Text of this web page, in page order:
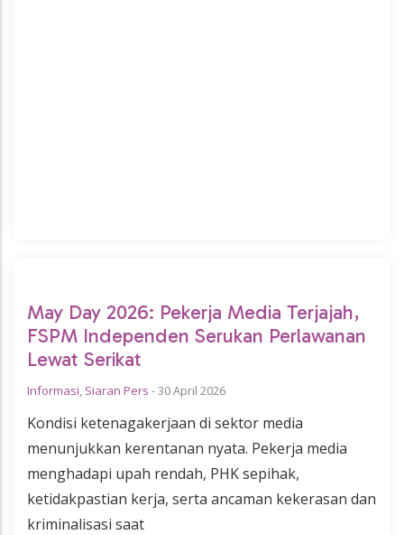
May Day 2026: Pekerja Media Terjajah,
FSPM Independen Serukan Perlawanan
Lewat Serikat
Informasi, Siaran Pers -30 April 2026
Kondisi ketenagakerjaan di sektor media
menunjukkan kerentanan nyata. Pekerja media
menghadapi upah rendah, PHK sepihak,
ketidakpastian kerja, serta ancaman kekerasan dan
kriminalisasi saat